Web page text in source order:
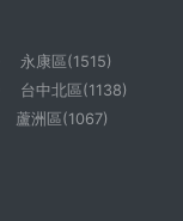
永康區(1515)
台中北區(1138)
蘆洲區(1067)